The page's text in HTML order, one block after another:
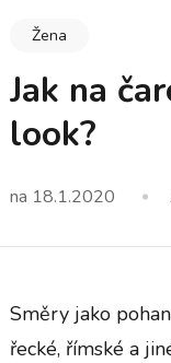
Žena
Jak na
look?
na 18.1.2020
Směry jako
řecké, římské a